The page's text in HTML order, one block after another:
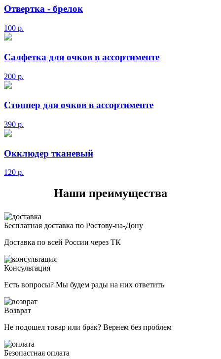
Отвертка - брелок
100 р.
Салфетка для очков в ассортименте
200 р.
Стоппер для очков в ассортименте
390 р.
Окклюдер тканевый
120 р.
Наши преимущества
Бесплатная доставка по Ростову-на-Дону
Доставка по всей России через ТК
Консультация
Есть вопросы? Мы будем рады на них ответить
Возврат
Не подошел товар или брак? Вернем без проблем
Безопастная оплата